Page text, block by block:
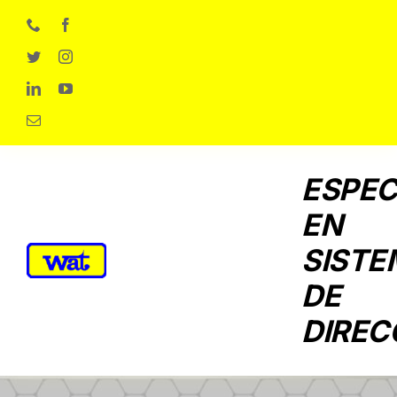
content
EN
DE